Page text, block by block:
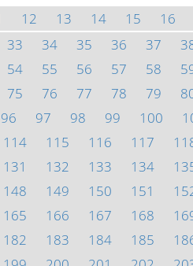
12 13 14 15 16
33 34 35 36 37
54 55 56 57 58
75 76 77 78 79
96 97 98 99 100
114 115 116 117
131 132 133 134
148 149 150 151
165 166 167 168
182 183 184 185